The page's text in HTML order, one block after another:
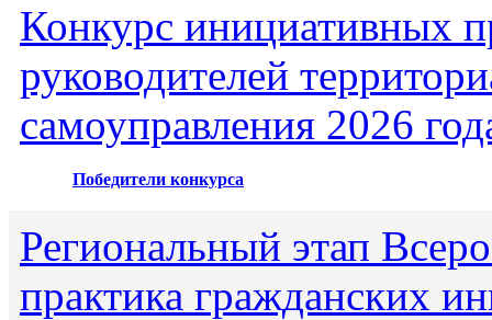
Конкурс инициативных
руководителей
самоуправления 2026
Победители конкурса
Региональный этап
практика гражданских